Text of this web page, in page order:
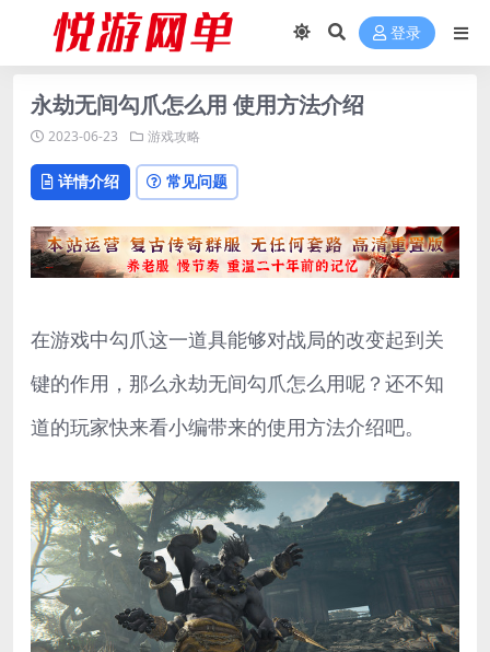
登录
永劫无间勾爪怎么用 使用方法介绍
2023-06-23 游戏攻略
详情介绍 常见问题
在游戏中勾爪这一道具能够对战局的改变起到关
键的作用，那么永劫无间勾爪怎么用呢？还不知
道的玩家快来看小编带来的使用方法介绍吧。